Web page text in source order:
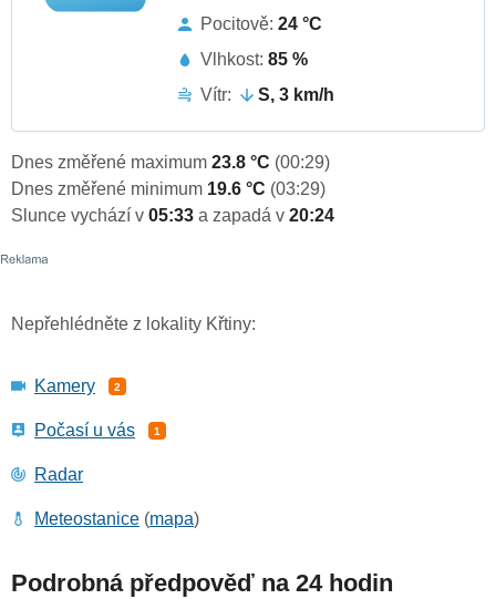
Pocitově: 24 °C
Vlhkost: 85 %
Vítr:
S, 3 km/h
Dnes změřené maximum 23.8 °C (00:29)
Dnes změřené minimum 19.6 °C (03:29)
Slunce vychází v 05:33 a zapadá v 20:24
Nepřehlédněte z lokality Křtiny:
Kamery 2
Počasí u vás 1
Radar
Meteostanice (mapa)
Podrobná předpověď na 24 hodin